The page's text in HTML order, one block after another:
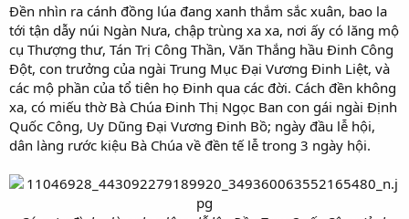
Đền nhìn ra cánh đồng lúa đang xanh thắm sắc xuân, bao la
tới tận dẫy núi Ngàn Nưa, chập trùng xa xa, nơi ấy có lăng mộ
cụ Thượng thư, Tán Trị Công Thần, Văn Thắng hầu Đinh Công
Đột, con trưởng của ngài Trung Mục Đại Vương Đinh Liệt, và
các mộ phần của tổ tiên họ Đinh qua các đời. Cách đền không
xa, có miếu thờ Bà Chúa Đinh Thị Ngọc Ban con gái ngài Định
Quốc Công, Uy Dũng Đại Vương Đinh Bồ; ngày đầu lễ hội,
dân làng rước kiệu Bà Chúa về đền tế lễ trong 3 ngày hội.